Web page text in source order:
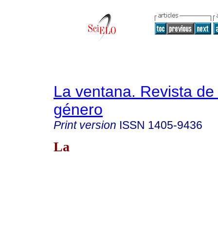
La ventana. Revista
género
Print version ISSN 1405-9436
La